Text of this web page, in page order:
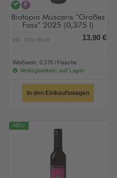
veganalkoholhaltig
Biotopia Muscaris "Großes
Fass" 2025 (0,375 l)
inkl. 20% MwSt. 13,90 €
Weißwein, 0,375 l Flasche
Verfügbarkeit: auf Lager
In den Einkaufswagen
NEU